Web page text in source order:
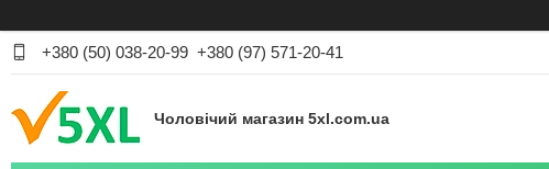
+380 (50) 038-20-99 +380 (97) 571-20-41
Чоловічий магазин 5xl.com.ua